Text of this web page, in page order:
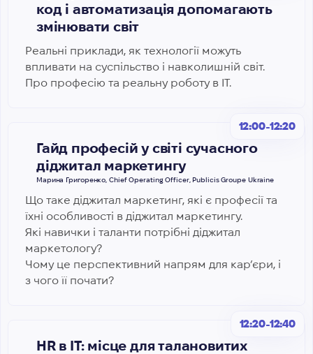
код і автоматизація допомагають
змінювати світ
Реальні приклади, як технології можуть
впливати на суспільство і навколишній світ.
Про професію та реальну роботу в ІТ.
12:00-12:20
Гайд професій у світі сучасного
діджитал маркетингу
Марина Григоренко, Chief Operating Officer, Publicis Groupe Ukraine
Що таке діджитал маркетинг, які є професії та
їхні особливості в діджитал маркетингу.
Які навички і таланти потрібні діджитал
маркетологу?
Чому це перспективний напрям для кар’єри, і
з чого її почати?
12:20-12:40
HR в IT: місце для талановитих